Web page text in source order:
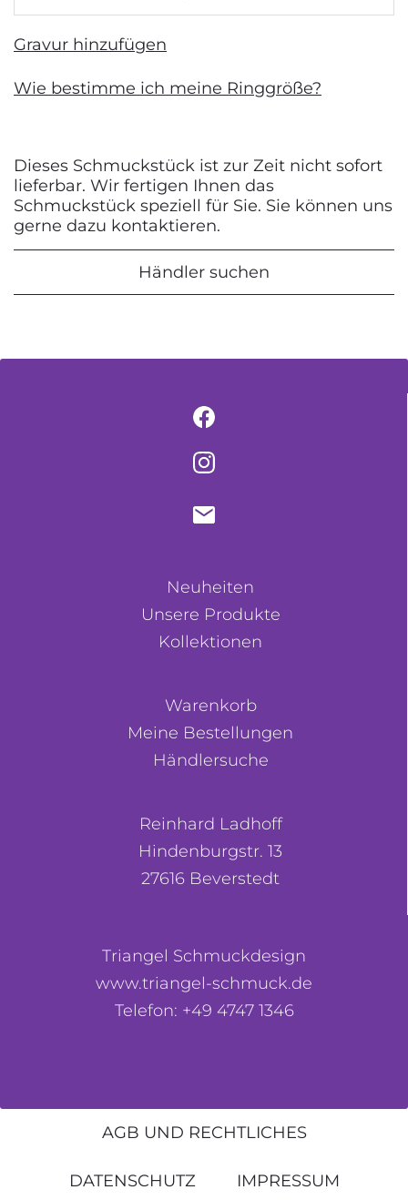
Gravur hinzufügen
Wie bestimme ich meine Ringgröße?
Dieses Schmuckstück ist zur Zeit nicht sofort
lieferbar. Wir fertigen Ihnen das
Schmuckstück speziell für Sie. Sie können uns
gerne dazu kontaktieren.
Händler suchen
Neuheiten
Unsere Produkte
Kollektionen
Warenkorb
Meine Bestellungen
Händlersuche
Reinhard Ladhoff
Hindenburgstr. 13
27616 Beverstedt
Triangel Schmuckdesign
www.triangel-schmuck.de
Telefon: +49 4747 1346
AGB UND RECHTLICHES
DATENSCHUTZ IMPRESSUM